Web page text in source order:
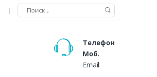
Телефон
Моб.
Email: